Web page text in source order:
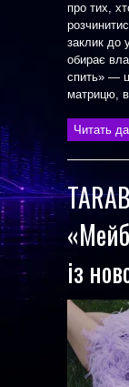
про тих,
заклик до
обирає
спить» —
матрицю, в
Читать
із